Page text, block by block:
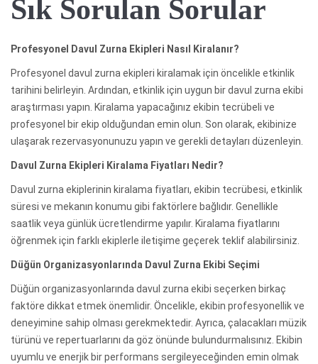
Sık Sorulan Sorular
Profesyonel Davul Zurna Ekipleri Nasıl Kiralanır?
Profesyonel davul zurna ekipleri kiralamak için öncelikle etkinlik
tarihini belirleyin. Ardından, etkinlik için uygun bir davul zurna ekibi
araştırması yapın. Kiralama yapacağınız ekibin tecrübeli ve
profesyonel bir ekip olduğundan emin olun. Son olarak, ekibinize
ulaşarak rezervasyonunuzu yapın ve gerekli detayları düzenleyin.
Davul Zurna Ekipleri Kiralama Fiyatları Nedir?
Davul zurna ekiplerinin kiralama fiyatları, ekibin tecrübesi, etkinlik
süresi ve mekanın konumu gibi faktörlere bağlıdır. Genellikle
saatlik veya günlük ücretlendirme yapılır. Kiralama fiyatlarını
öğrenmek için farklı ekiplerle iletişime geçerek teklif alabilirsiniz.
Düğün Organizasyonlarında Davul Zurna Ekibi Seçimi
Düğün organizasyonlarında davul zurna ekibi seçerken birkaç
faktöre dikkat etmek önemlidir. Öncelikle, ekibin profesyonellik ve
deneyimine sahip olması gerekmektedir. Ayrıca, çalacakları müzik
türünü ve repertuarlarını da göz önünde bulundurmalısınız. Ekibin
uyumlu ve enerjik bir performans sergileyeceğinden emin olmak